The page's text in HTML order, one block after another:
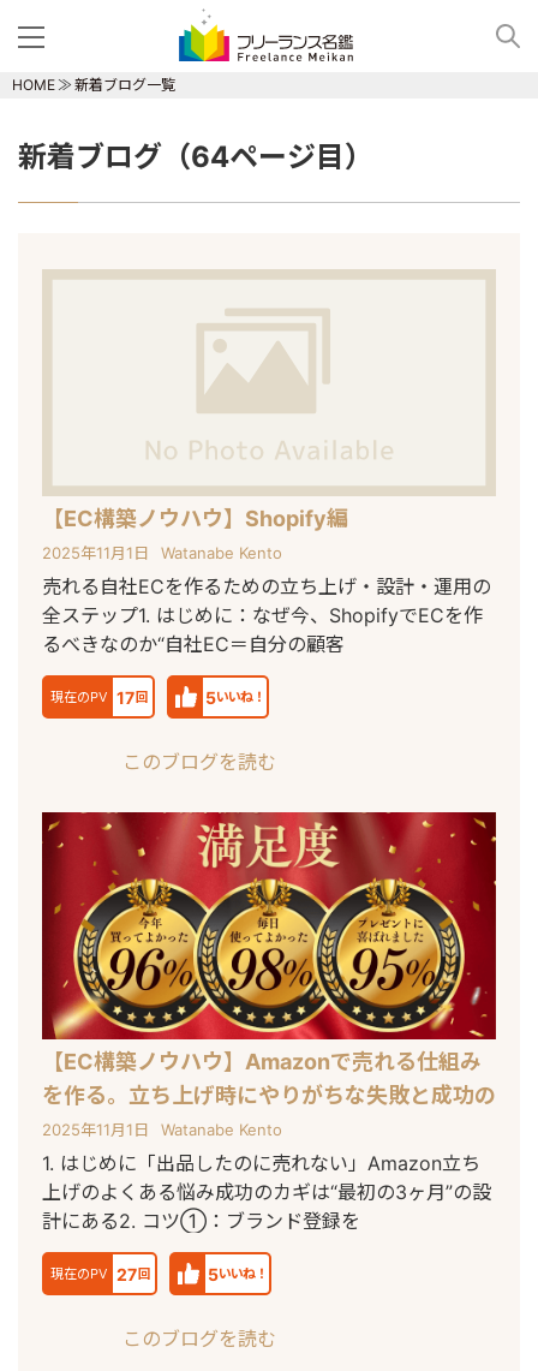
HOME 新着ブログ一覧
新着ブログ（64ページ目）
【EC構築ノウハウ】Shopify編
2025年11月1日 Watanabe Kento
現在のPV 17 回 5いいね！
売れる自社ECを作るための立ち上げ・設計・運用の
全ステップ1. はじめに：なぜ今、ShopifyでECを作
るべきなのか“自社EC＝自分の顧客
このブログを読む
【EC構築ノウハウ】Amazonで売れる仕組み
を作る。立ち上げ時にやりがちな失敗と成功の
コツ5選
2025年11月1日 Watanabe Kento
現在のPV 27 回 5いいね！
1. はじめに「出品したのに売れない」Amazon立ち
上げのよくある悩み成功のカギは“最初の3ヶ月”の設
計にある2. コツ①：ブランド登録を
このブログを読む